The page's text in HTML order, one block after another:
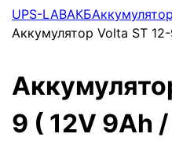
UPS-LABАКБ
Аккумулятор Volta ST
9 ( 12V 9Ah